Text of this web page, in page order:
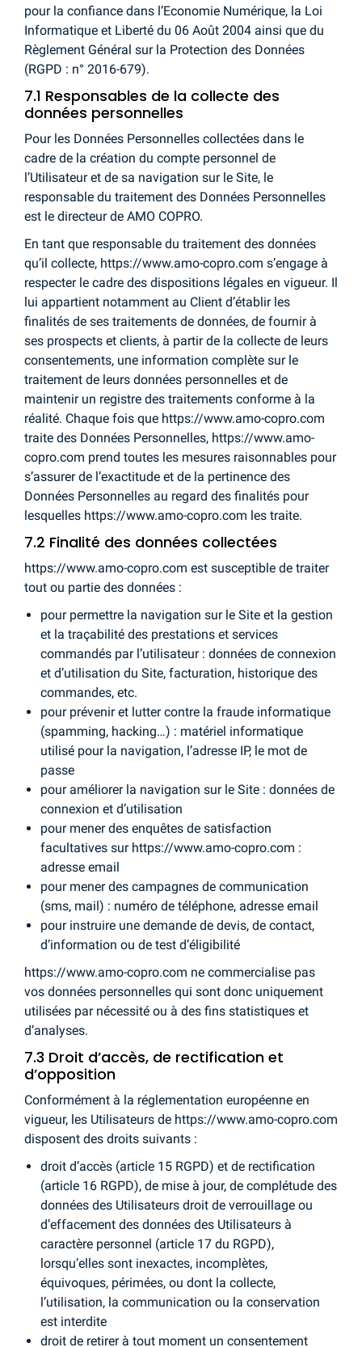
pour la confiance dans l’Economie Numérique, la Loi
Informatique et Liberté du 06 Août 2004 ainsi que du
Règlement Général sur la Protection des Données
(RGPD : n° 2016-679).
7.1 Responsables de la collecte des
données personnelles
Pour les Données Personnelles collectées dans le
cadre de la création du compte personnel de
l’Utilisateur et de sa navigation sur le Site, le
responsable du traitement des Données Personnelles
est le directeur de AMO COPRO.
En tant que responsable du traitement des données
qu’il collecte, https://www.amo-copro.com s’engage à
respecter le cadre des dispositions légales en vigueur. Il
lui appartient notamment au Client d’établir les
finalités de ses traitements de données, de fournir à
ses prospects et clients, à partir de la collecte de leurs
consentements, une information complète sur le
traitement de leurs données personnelles et de
maintenir un registre des traitements conforme à la
réalité. Chaque fois que https://www.amo-copro.com
traite des Données Personnelles, https://www.amo-
copro.com prend toutes les mesures raisonnables pour
s’assurer de l’exactitude et de la pertinence des
Données Personnelles au regard des finalités pour
lesquelles https://www.amo-copro.com les traite.
7.2 Finalité des données collectées
https://www.amo-copro.com est susceptible de traiter
tout ou partie des données :
pour permettre la navigation sur le Site et la gestion
et la traçabilité des prestations et services
commandés par l’utilisateur : données de connexion
et d’utilisation du Site, facturation, historique des
commandes, etc.
pour prévenir et lutter contre la fraude informatique
(spamming, hacking…) : matériel informatique
utilisé pour la navigation, l’adresse IP, le mot de
passe
pour améliorer la navigation sur le Site : données de
connexion et d’utilisation
pour mener des enquêtes de satisfaction
facultatives sur https://www.amo-copro.com :
adresse email
pour mener des campagnes de communication
(sms, mail) : numéro de téléphone, adresse email
pour instruire une demande de devis, de contact,
d’information ou de test d’éligibilité
https://www.amo-copro.com ne commercialise pas
vos données personnelles qui sont donc uniquement
utilisées par nécessité ou à des fins statistiques et
d’analyses.
7.3 Droit d’accès, de rectification et
d’opposition
Conformément à la réglementation européenne en
vigueur, les Utilisateurs de https://www.amo-copro.com
disposent des droits suivants :
droit d’accès (article 15 RGPD) et de rectification
(article 16 RGPD), de mise à jour, de complétude des
données des Utilisateurs droit de verrouillage ou
d’effacement des données des Utilisateurs à
caractère personnel (article 17 du RGPD),
lorsqu’elles sont inexactes, incomplètes,
équivoques, périmées, ou dont la collecte,
l’utilisation, la communication ou la conservation
est interdite
droit de retirer à tout moment un consentement